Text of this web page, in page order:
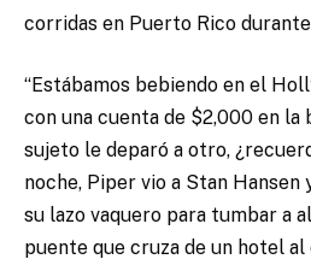
corridas en Puerto Rico durante
“Estábamos bebiendo en el
con una cuenta de $2,000 en
sujeto le deparó a otro,
noche, Piper vio a Stan
su lazo vaquero para tumbar a
puente que cruza de un hotel